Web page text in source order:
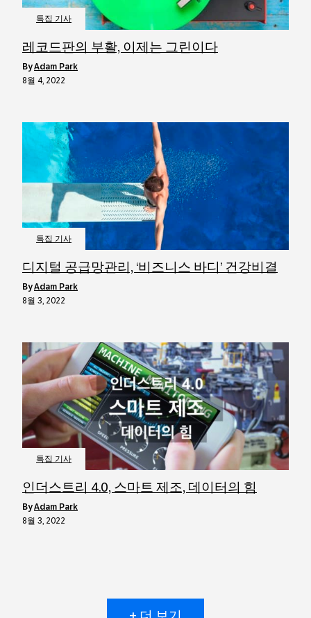
특집 기사
레코드판의 부활, 이제는 그린이다
byAdam Park
8월 4, 2022
특집 기사
디지털 공급망관리, ‘비즈니스 바디’ 건강비결
byAdam Park
8월 3, 2022
특집 기사
인더스트리 4.0, 스마트 제조, 데이터의 힘
byAdam Park
8월 3, 2022